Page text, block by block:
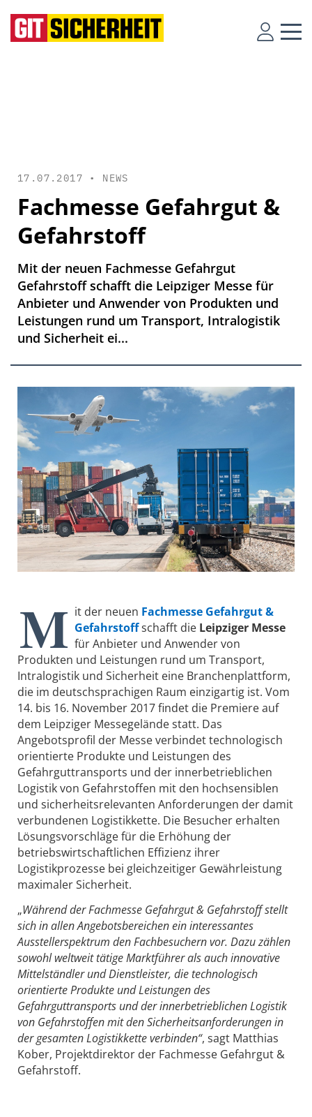
17.07.2017 • NEWS
Fachmesse Gefahrgut &
Gefahrstoff
Mit der neuen Fachmesse Gefahrgut
Gefahrstoff schafft die Leipziger Messe für
Anbieter und Anwender von Produkten und
Leistungen rund um Transport, Intralogistik
und Sicherheit ei...
M it der neuen Fachmesse Gefahrgut &
Gefahrstoffschafft die Leipziger Messe
für Anbieter und Anwender von
Produkten und Leistungen rund um Transport,
Intralogistik und Sicherheit eine Branchenplattform,
die im deutschsprachigen Raum einzigartig ist. Vom
14. bis 16. November 2017 findet die Premiere auf
dem Leipziger Messegelände statt. Das
Angebotsprofil der Messe verbindet technologisch
orientierte Produkte und Leistungen des
Gefahrguttransports und der innerbetrieblichen
Logistik von Gefahrstoffen mit den hochsensiblen
und sicherheitsrelevanten Anforderungen der damit
verbundenen Logistikkette. Die Besucher erhalten
Lösungsvorschläge für die Erhöhung der
betriebswirtschaftlichen Effizienz ihrer
Logistikprozesse bei gleichzeitiger Gewährleistung
maximaler Sicherheit.
„Während der Fachmesse Gefahrgut & Gefahrstoff stellt
sich in allen Angebotsbereichen ein interessantes
Ausstellerspektrum den Fachbesuchern vor. Dazu zählen
sowohl weltweit tätige Marktführer als auch innovative
Mittelständler und Dienstleister, die technologisch
orientierte Produkte und Leistungen des
Gefahrguttransports und der innerbetrieblichen Logistik
von Gefahrstoffen mit den Sicherheitsanforderungen in
der gesamten Logistikkette verbinden“, sagt Matthias
Kober, Projektdirektor der Fachmesse Gefahrgut &
Gefahrstoff.